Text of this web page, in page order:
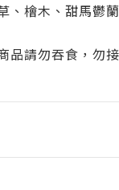
、檜木、甜馬鬱蘭
品請勿吞食，勿